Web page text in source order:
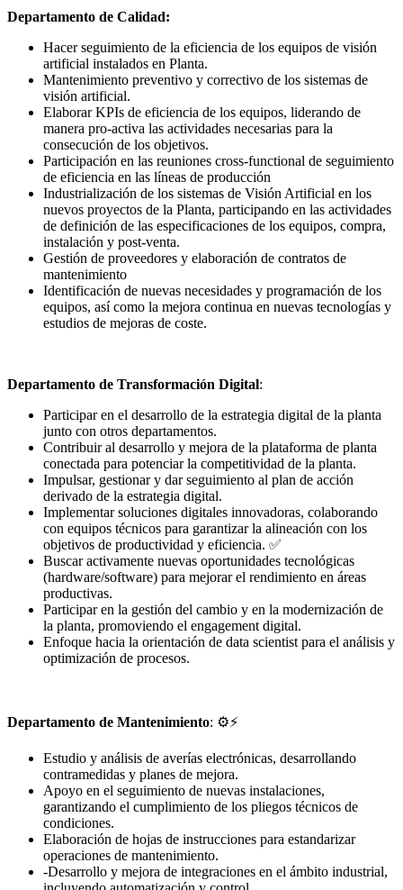
Departamento de Calidad:
Hacer seguimiento de la eficiencia de los equipos de visión
artificial instalados en Planta.
Mantenimiento preventivo y correctivo de los sistemas de
visión artificial.
Elaborar KPIs de eficiencia de los equipos, liderando de
manera pro-activa las actividades necesarias para la
consecución de los objetivos.
Participación en las reuniones cross-functional de seguimiento
de eficiencia en las líneas de producción
Industrialización de los sistemas de Visión Artificial en los
nuevos proyectos de la Planta, participando en las actividades
de definición de las especificaciones de los equipos, compra,
instalación y post-venta.
Gestión de proveedores y elaboración de contratos de
mantenimiento
Identificación de nuevas necesidades y programación de los
equipos, así como la mejora continua en nuevas tecnologías y
estudios de mejoras de coste.
Departamento de Transformación Digital:
Participar en el desarrollo de la estrategia digital de la planta
junto con otros departamentos.
Contribuir al desarrollo y mejora de la plataforma de planta
conectada para potenciar la competitividad de la planta.
Impulsar, gestionar y dar seguimiento al plan de acción
derivado de la estrategia digital.
Implementar soluciones digitales innovadoras, colaborando
con equipos técnicos para garantizar la alineación con los
objetivos de productividad y eficiencia. ✅
Buscar activamente nuevas oportunidades tecnológicas
(hardware/software) para mejorar el rendimiento en áreas
productivas.
Participar en la gestión del cambio y en la modernización de
la planta, promoviendo el engagement digital.
Enfoque hacia la orientación de data scientist para el análisis y
optimización de procesos.
Departamento de Mantenimiento: ⚙⚡
Estudio y análisis de averías electrónicas, desarrollando
contramedidas y planes de mejora.
Apoyo en el seguimiento de nuevas instalaciones,
garantizando el cumplimiento de los pliegos técnicos de
condiciones.
Elaboración de hojas de instrucciones para estandarizar
operaciones de mantenimiento.
-Desarrollo y mejora de integraciones en el ámbito industrial,